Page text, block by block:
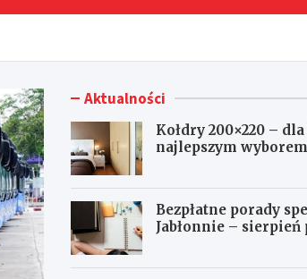
Aktualności
Kołdry 200×220 –
najlepszym
Bezpłatne porady
Jabłonnie – sierpień